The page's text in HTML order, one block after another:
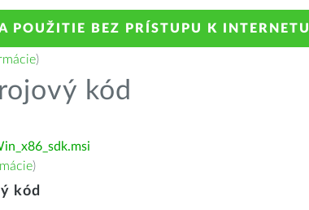
POUŽITIE BEZ PRÍSTUPU K INTERNETU
)
kód
)
kód